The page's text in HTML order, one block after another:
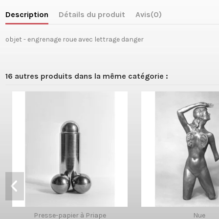
Description Détails du produit Avis(0)
objet - engrenage roue avec lettrage danger
16 autres produits dans la même catégorie :
Presse-papier à Priape Nue